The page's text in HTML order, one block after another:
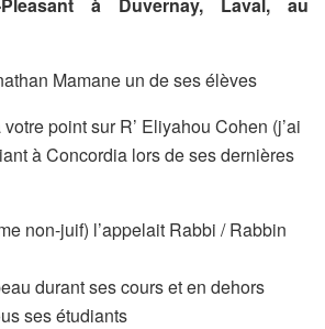
Mamane un de ses élèves
point sur R’ Eliyahou Cohen (j’ai
à Concordia lors de ses dernières
non-juif) l’appelait Rabbi / Rabbin
durant ses cours et en dehors
ses étudiants